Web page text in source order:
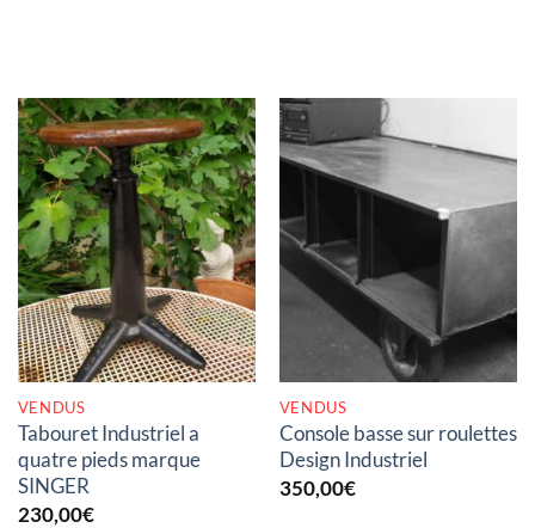
RUPTURE DE STOCK
VENDUS
Tabouret Industriel a
quatre pieds marque
SINGER
230,00€
RUPTURE DE STOCK
VENDUS
Console basse sur roulettes
Design Industriel
350,00€